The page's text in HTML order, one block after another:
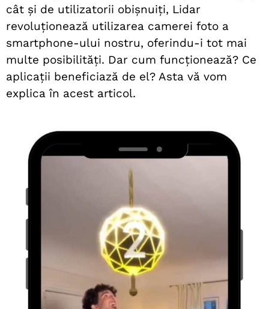
cât și de utilizatorii obișnuiți, Lidar
revoluționează utilizarea camerei foto a
smartphone-ului nostru, oferindu-i tot mai
multe posibilități. Dar cum funcționează? Ce
aplicații beneficiază de el? Asta vă vom
explica în acest articol.